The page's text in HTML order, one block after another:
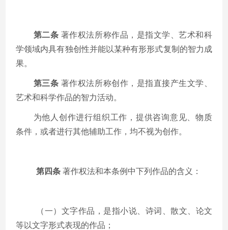
第二条 著作权法所称作品，是指文学、艺术和科
学领域内具有独创性并能以某种有形形式复制的智力成
果。
第三条 著作权法所称创作，是指直接产生文学、
艺术和科学作品的智力活动。
为他人创作进行组织工作，提供咨询意见、物质
条件，或者进行其他辅助工作，均不视为创作。
第四条 著作权法和本条例中下列作品的含义：
（一）文字作品，是指小说、诗词、散文、论文
等以文字形式表现的作品；